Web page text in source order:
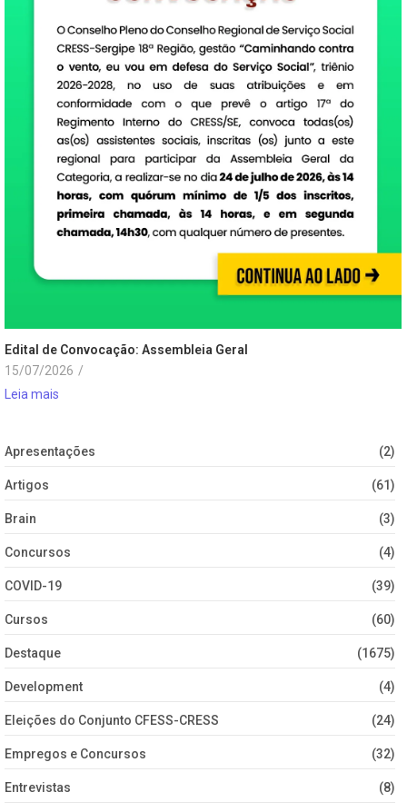
Edital de Convocação: Assembleia Geral
15/07/2026 /
Leia mais
Apresentações (2)
Artigos (61)
Brain (3)
Concursos (4)
COVID-19 (39)
Cursos (60)
Destaque (1675)
Development (4)
Eleições do Conjunto CFESS-CRESS (24)
Empregos e Concursos (32)
Entrevistas (8)